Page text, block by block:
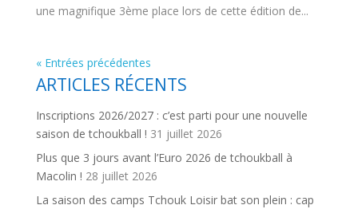
une magnifique 3ème place lors de cette édition de...
« Entrées précédentes
ARTICLES RÉCENTS
Inscriptions 2026/2027 : c’est parti pour une nouvelle
saison de tchoukball ! 31 juillet 2026
Plus que 3 jours avant l’Euro 2026 de tchoukball à
Macolin ! 28 juillet 2026
La saison des camps Tchouk Loisir bat son plein : cap